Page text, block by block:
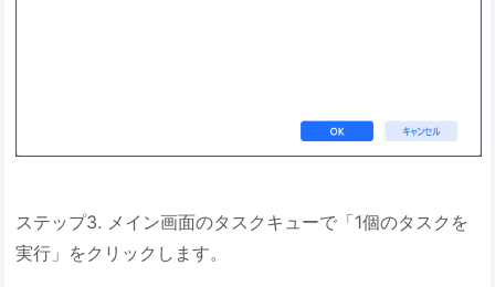
ステップ3. メイン画面のタスクキューで「1個のタスクを
実行」をクリックします。